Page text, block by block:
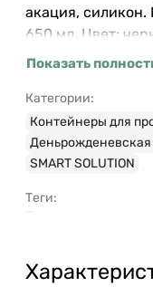
акация, силикон.
650 мл. Цвет:
можно мыть
с помощью
Показать
Категории:
Контейнеры для
Деньрожденевская
SMART SOLUTION
Теги: